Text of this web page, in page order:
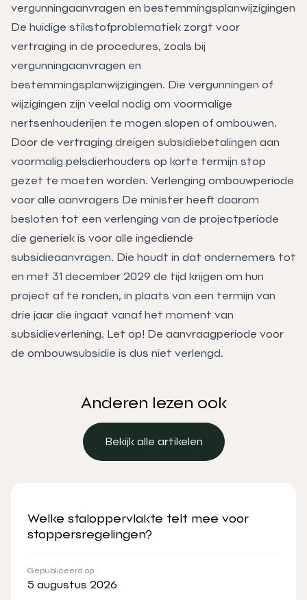
vergunningaanvragen en bestemmingsplanwijzigingen
De huidige stikstofproblematiek zorgt voor
vertraging in de procedures, zoals bij
vergunningaanvragen en
bestemmingsplanwijzigingen. Die vergunningen of
wijzigingen zijn veelal nodig om voormalige
nertsenhouderijen te mogen slopen of ombouwen.
Door de vertraging dreigen subsidiebetalingen aan
voormalig pelsdierhouders op korte termijn stop
gezet te moeten worden. Verlenging ombouwperiode
voor alle aanvragers De minister heeft daarom
besloten tot een verlenging van de projectperiode
die generiek is voor alle ingediende
subsidieaanvragen. Die houdt in dat ondernemers tot
en met 31 december 2029 de tijd krijgen om hun
project af te ronden, in plaats van een termijn van
drie jaar die ingaat vanaf het moment van
subsidieverlening. Let op! De aanvraagperiode voor
de ombouwsubsidie is dus niet verlengd.
Anderen lezen ook
Bekijk alle artikelen
Welke staloppervlakte telt mee voor
stoppersregelingen?
Gepubliceerd op
5 augustus 2026